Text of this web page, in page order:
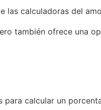
las calculadoras del
también ofrece una
calcular un